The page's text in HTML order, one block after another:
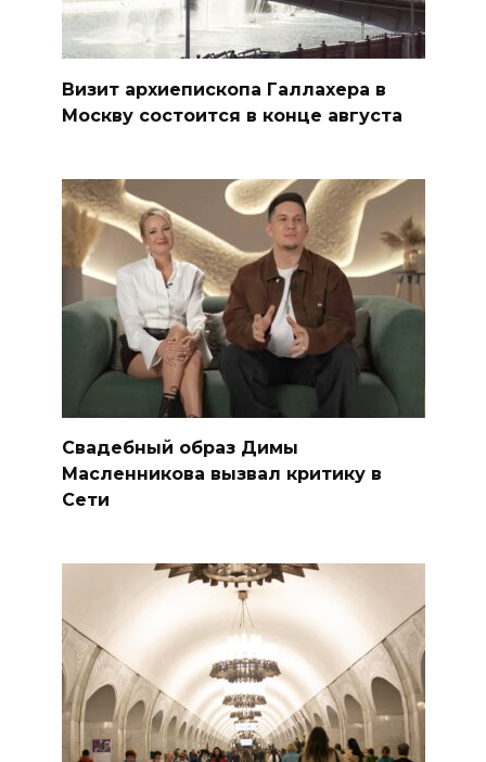
Визит архиепископа Галлахера в
Москву состоится в конце августа
Свадебный образ Димы
Масленникова вызвал критику в
Сети